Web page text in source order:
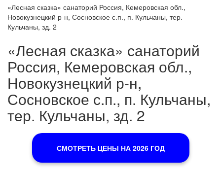
«Лесная сказка» санаторий Россия, Кемеровская обл.,
Новокузнецкий р-н, Сосновское с.п., п. Кульчаны, тер.
Кульчаны, зд. 2
«Лесная сказка» санаторий
Россия, Кемеровская обл.,
Новокузнецкий р-н,
Сосновское с.п., п. Кульчаны,
тер. Кульчаны, зд. 2
СМОТРЕТЬ ЦЕНЫ НА 2026 ГОД